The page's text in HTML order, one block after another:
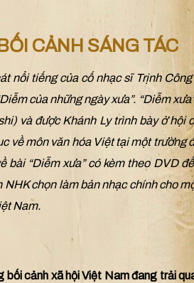
CẢNH SÁNG TÁC
nổi tiếng của cố nhạc sĩ Trịnh
của những ngày xưa”. “Diễm
và được Khánh Ly trình bày ở hội
về môn văn hóa Việt tại một
bài “Diễm xưa” có kèm theo DVD
NHK chọn làm bản nhạc chính cho
Nam.
bối cảnh xã hội Việt Nam đang trải